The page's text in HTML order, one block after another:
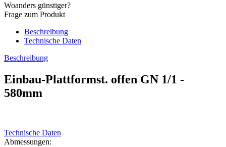
Woanders günstiger?
Frage zum Produkt
Beschreibung
Technische Daten
Beschreibung
Einbau-Plattformst. offen GN 1/1 -
580mm
Technische Daten
Abmessungen: